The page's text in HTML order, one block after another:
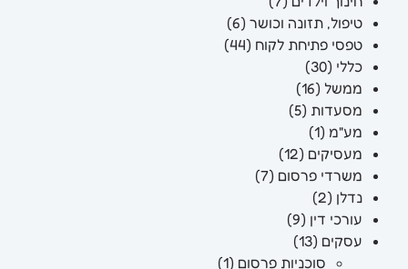
טיפול, תזונה וכושר (6)
טפסי פתיחת לקוח (44)
כללי (30)
ממשל (16)
מסעדות (5)
מע"מ (1)
מעסיקים (12)
משרדי פרסום (7)
נדלן (2)
עורכי דין (9)
עסקים (13)
סוכניות פרסום (1)